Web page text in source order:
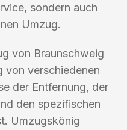
sondern auch
Umzug.
von Braunschweig
von verschiedenen
der Entfernung, der
den spezifischen
Umzugskönig